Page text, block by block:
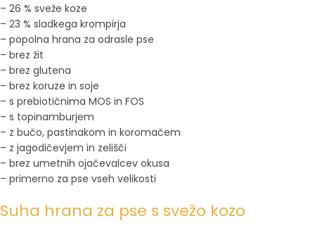
– 26 % sveže koze
– 23 % sladkega krompirja
– popolna hrana za odrasle pse
– brez žit
– brez glutena
– brez koruze in soje
– s prebiotičnima MOS in FOS
– s topinamburjem
– z bučo, pastinakom in koromačem
– z jagodičevjem in zelišči
– brez umetnih ojačevalcev okusa
– primerno za pse vseh velikosti
Suha hrana za pse s svežo kozo